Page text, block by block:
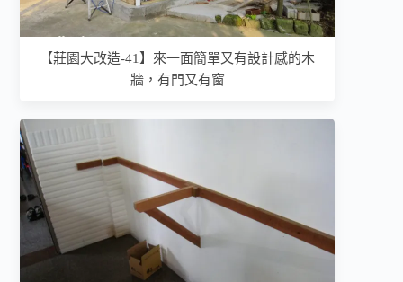
【莊園大改造-41】來一面簡單又有設計感的木
牆，有門又有窗